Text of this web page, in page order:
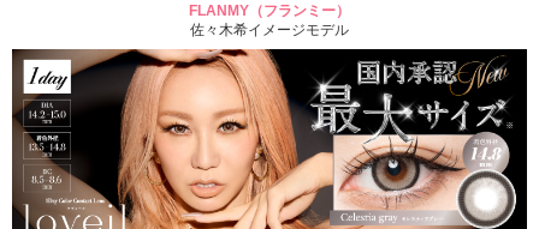
FLANMY（フランミー）
佐々木希イメージモデル